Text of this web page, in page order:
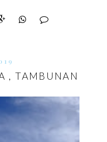
, TAMBUNAN